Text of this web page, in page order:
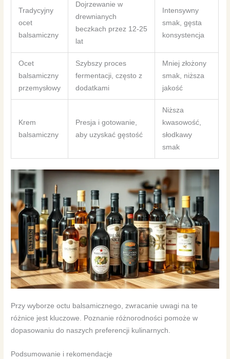
Tradycyjny
ocet
balsamiczny
Dojrzewanie w
drewnianych
beczkach przez 12-25
lat
Intensywny
smak, gęsta
konsystencja
Ocet
balsamiczny
przemysłowy
Szybszy proces
fermentacji, często z
dodatkami
Mniej złożony
smak, niższa
jakość
Krem
balsamiczny
Presja i gotowanie,
aby uzyskać gęstość
Niższa
kwasowość,
słodkawy
smak
Przy wyborze octu balsamicznego, zwracanie uwagi na te
różnice jest kluczowe. Poznanie różnorodności pomoże w
dopasowaniu do naszych preferencji kulinarnych.
Podsumowanie i rekomendacje